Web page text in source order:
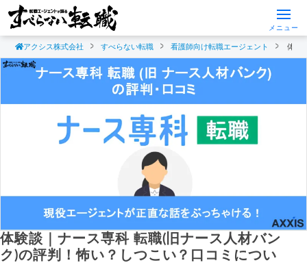
メニュー
アクシス株式会社 すべらない転職 看護師向け転職エージェント 体験
体験談｜ナース専科 転職(旧ナース人材バン
ク)の評判！怖い？しつこい？口コミについ